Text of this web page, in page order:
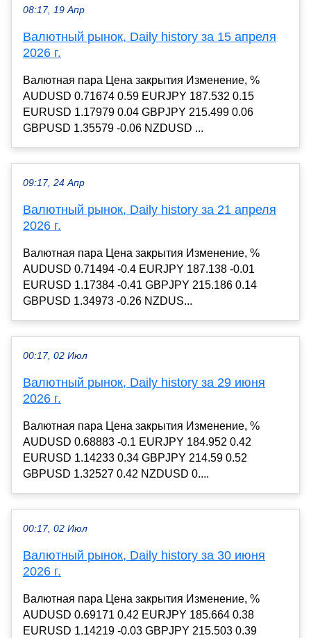
08:17, 19 Апр
Валютный рынок, Daily history за 15 апреля
2026 г.
Валютная пара Цена закрытия Изменение, %
AUDUSD 0.71674 0.59 EURJPY 187.532 0.15
EURUSD 1.17979 0.04 GBPJPY 215.499 0.06
GBPUSD 1.35579 -0.06 NZDUSD ...
09:17, 24 Апр
Валютный рынок, Daily history за 21 апреля
2026 г.
Валютная пара Цена закрытия Изменение, %
AUDUSD 0.71494 -0.4 EURJPY 187.138 -0.01
EURUSD 1.17384 -0.41 GBPJPY 215.186 0.14
GBPUSD 1.34973 -0.26 NZDUS...
00:17, 02 Июл
Валютный рынок, Daily history за 29 июня
2026 г.
Валютная пара Цена закрытия Изменение, %
AUDUSD 0.68883 -0.1 EURJPY 184.952 0.42
EURUSD 1.14233 0.34 GBPJPY 214.59 0.52
GBPUSD 1.32527 0.42 NZDUSD 0....
00:17, 02 Июл
Валютный рынок, Daily history за 30 июня
2026 г.
Валютная пара Цена закрытия Изменение, %
AUDUSD 0.69171 0.42 EURJPY 185.664 0.38
EURUSD 1.14219 -0.03 GBPJPY 215.503 0.39